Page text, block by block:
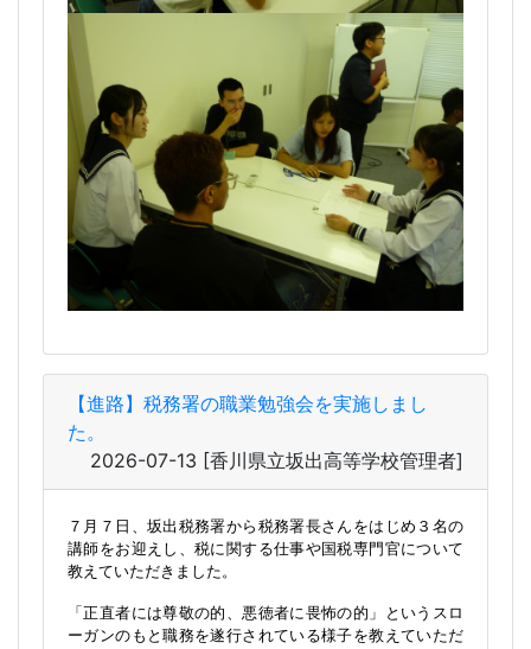
【進路】税務署の職業勉強会を実施しまし
た。
2026-07-13[香川県立坂出高等学校管理者]
７月７日、坂出税務署から税務署長さんをはじめ３名の